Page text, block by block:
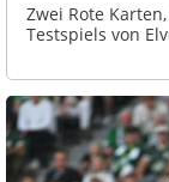
Zwei Rote
Testspiels von